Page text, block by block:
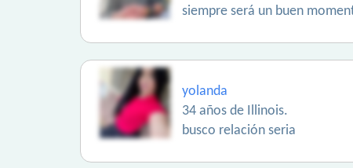
siempre será un buen
yolanda
34 años de Illinois.
busco relación seria